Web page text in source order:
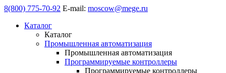
8(800) 775-70-92 E-mail: moscow@mege.ru
Каталог
Каталог
Промышленная автоматизация
Промышленная автоматизация
Программируемые контроллеры
Программируемые контроллеры